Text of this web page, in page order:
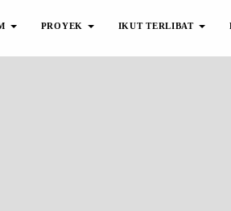
PROYEK IKUT TERLIBAT